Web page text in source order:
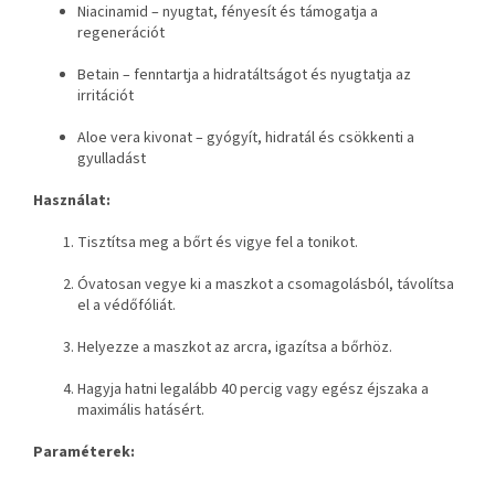
Niacinamid – nyugtat, fényesít és támogatja a
regenerációt
Betain – fenntartja a hidratáltságot és nyugtatja az
irritációt
Aloe vera kivonat – gyógyít, hidratál és csökkenti a
gyulladást
Használat:
Tisztítsa meg a bőrt és vigye fel a tonikot.
Óvatosan vegye ki a maszkot a csomagolásból, távolítsa
el a védőfóliát.
Helyezze a maszkot az arcra, igazítsa a bőrhöz.
Hagyja hatni legalább 40 percig vagy egész éjszaka a
maximális hatásért.
Paraméterek: